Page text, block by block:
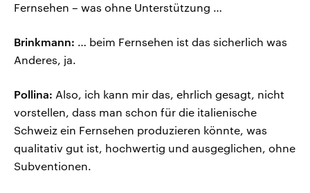
Fernsehen – was ohne Unterstützung …
Brinkmann: … beim Fernsehen ist das sicherlich was
Anderes, ja.
Pollina: Also, ich kann mir das, ehrlich gesagt, nicht
vorstellen, dass man schon für die italienische
Schweiz ein Fernsehen produzieren könnte, was
qualitativ gut ist, hochwertig und ausgeglichen, ohne
Subventionen.